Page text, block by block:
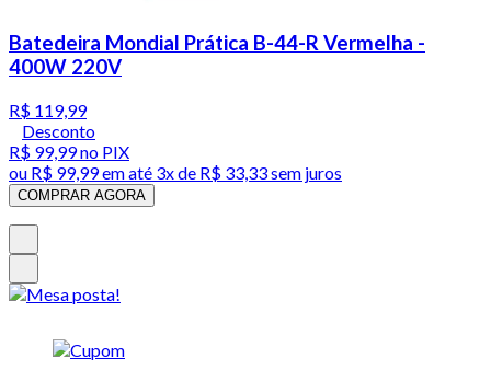
Batedeira Mondial Prática B-44-R Vermelha -
400W 220V
R$ 119,99
Desconto
R$ 99,99no PIX
ou R$ 99,99em até 3x de R$ 33,33 sem juros
COMPRAR AGORA